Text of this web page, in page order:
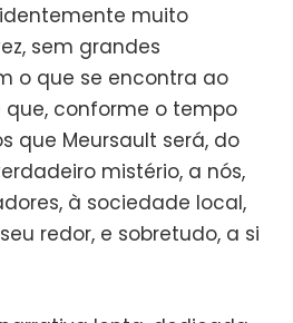
muito
sem grandes
o que se encontra ao
que, conforme o tempo
que Meursault será, do
mistério, a nós,
à sociedade local,
redor, e sobretudo, a si